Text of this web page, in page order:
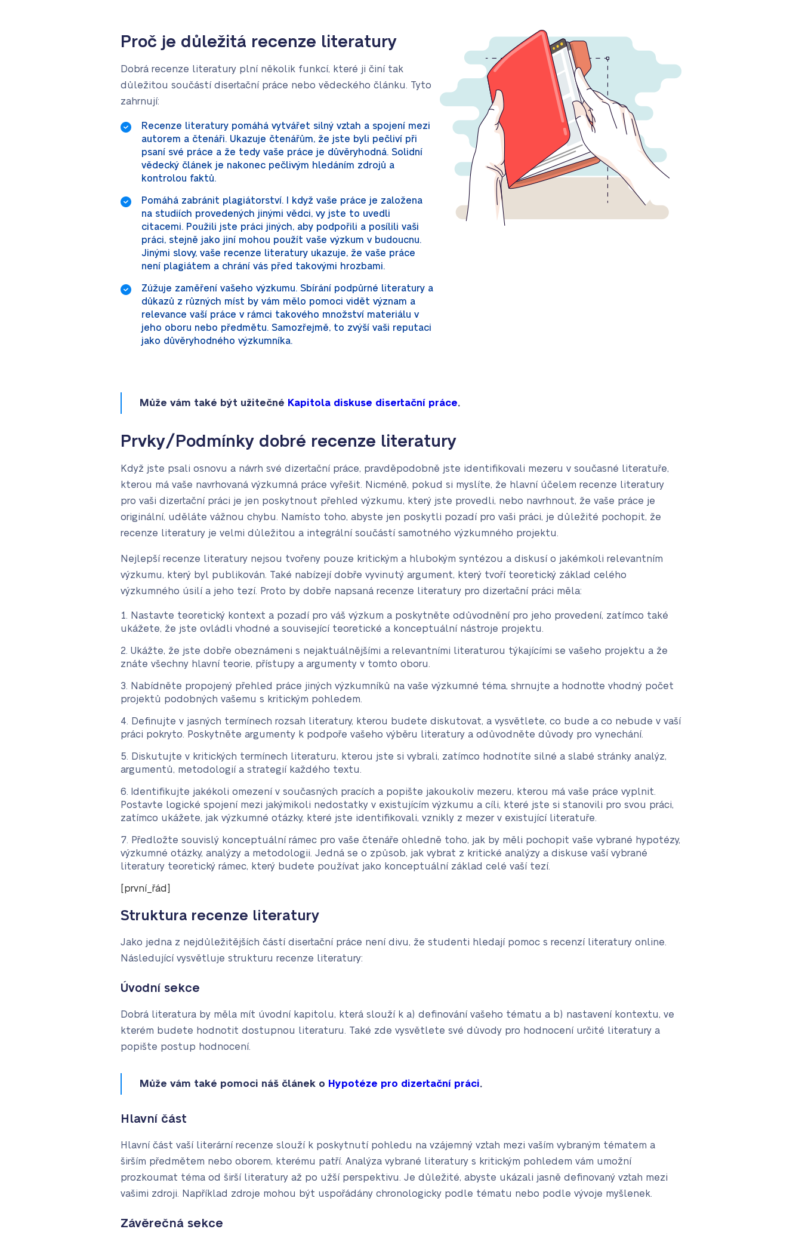
Proč je důležitá recenze literatury
Dobrá recenze literatury plní několik funkcí, které ji činí tak
důležitou součástí disertační práce nebo vědeckého článku. Tyto
zahrnují:
Recenze literatury pomáhá vytvářet silný vztah a spojení mezi
autorem a čtenáři. Ukazuje čtenářům, že jste byli pečliví při
psaní své práce a že tedy vaše práce je důvěryhodná. Solidní
vědecký článek je nakonec pečlivým hledáním zdrojů a
kontrolou faktů.
Pomáhá zabránit plagiátorství. I když vaše práce je založena
na studiích provedených jinými vědci, vy jste to uvedli
citacemi. Použili jste práci jiných, aby podpořili a posílili vaši
práci, stejně jako jiní mohou použít vaše výzkum v budoucnu.
Jinými slovy, vaše recenze literatury ukazuje, že vaše práce
není plagiátem a chrání vás před takovými hrozbami.
Zúžuje zaměření vašeho výzkumu. Sbírání podpůrné literatury a
důkazů z různých míst by vám mělo pomoci vidět význam a
relevance vaší práce v rámci takového množství materiálu v
jeho oboru nebo předmětu. Samozřejmě, to zvýší vaši reputaci
jako důvěryhodného výzkumníka.
Může vám také být užitečné Kapitola diskuse disertační práce.
Prvky/Podmínky dobré recenze literatury
Když jste psali osnovu a návrh své dizertační práce, pravděpodobně jste identifikovali mezeru v současné literatuře,
kterou má vaše navrhovaná výzkumná práce vyřešit. Nicméně, pokud si myslíte, že hlavní účelem recenze literatury
pro vaši dizertační práci je jen poskytnout přehled výzkumu, který jste provedli, nebo navrhnout, že vaše práce je
originální, uděláte vážnou chybu. Namísto toho, abyste jen poskytli pozadí pro vaši práci, je důležité pochopit, že
recenze literatury je velmi důležitou a integrální součástí samotného výzkumného projektu.
Nejlepší recenze literatury nejsou tvořeny pouze kritickým a hlubokým syntézou a diskusí o jakémkoli relevantním
výzkumu, který byl publikován. Také nabízejí dobře vyvinutý argument, který tvoří teoretický základ celého
výzkumného úsilí a jeho tezí. Proto by dobře napsaná recenze literatury pro dizertační práci měla:
Nastavte teoretický kontext a pozadí pro váš výzkum a poskytněte odůvodnění pro jeho provedení, zatímco také
ukážete, že jste ovládli vhodné a související teoretické a konceptuální nástroje projektu.
Ukážte, že jste dobře obeznámeni s nejaktuálnějšími a relevantními literaturou týkajícími se vašeho projektu a že
znáte všechny hlavní teorie, přístupy a argumenty v tomto oboru.
Nabídněte propojený přehled práce jiných výzkumníků na vaše výzkumné téma, shrnujte a hodnotte vhodný počet
projektů podobných vašemu s kritickým pohledem.
Definujte v jasných termínech rozsah literatury, kterou budete diskutovat, a vysvětlete, co bude a co nebude v vaší
práci pokryto. Poskytněte argumenty k podpoře vašeho výběru literatury a odůvodněte důvody pro vynechání.
Diskutujte v kritických termínech literaturu, kterou jste si vybrali, zatímco hodnotíte silné a slabé stránky analýz,
argumentů, metodologií a strategií každého textu.
Identifikujte jakékoli omezení v současných pracích a popište jakoukoliv mezeru, kterou má vaše práce vyplnit.
Postavte logické spojení mezi jakýmikoli nedostatky v existujícím výzkumu a cíli, které jste si stanovili pro svou práci,
zatímco ukážete, jak výzkumné otázky, které jste identifikovali, vznikly z mezer v existující literatuře.
Předložte souvislý konceptuální rámec pro vaše čtenáře ohledně toho, jak by měli pochopit vaše vybrané hypotézy,
výzkumné otázky, analýzy a metodologii. Jedná se o způsob, jak vybrat z kritické analýzy a diskuse vaší vybrané
literatury teoretický rámec, který budete používat jako konceptuální základ celé vaší tezí.
[první_řád]
Struktura recenze literatury
Jako jedna z nejdůležitějších částí disertační práce není divu, že studenti hledají pomoc s recenzí literatury online.
Následující vysvětluje strukturu recenze literatury:
Úvodní sekce
Dobrá literatura by měla mít úvodní kapitolu, která slouží k a) definování vašeho tématu a b) nastavení kontextu, ve
kterém budete hodnotit dostupnou literaturu. Také zde vysvětlete své důvody pro hodnocení určité literatury a
popište postup hodnocení.
Může vám také pomoci náš článek o Hypotéze pro dizertační práci.
Hlavní část
Hlavní část vaší literární recenze slouží k poskytnutí pohledu na vzájemný vztah mezi vaším vybraným tématem a
širším předmětem nebo oborem, kterému patří. Analýza vybrané literatury s kritickým pohledem vám umožní
prozkoumat téma od širší literatury až po užší perspektivu. Je důležité, abyste ukázali jasně definovaný vztah mezi
vašimi zdroji. Například zdroje mohou být uspořádány chronologicky podle tématu nebo podle vývoje myšlenek.
Závěrečná sekce